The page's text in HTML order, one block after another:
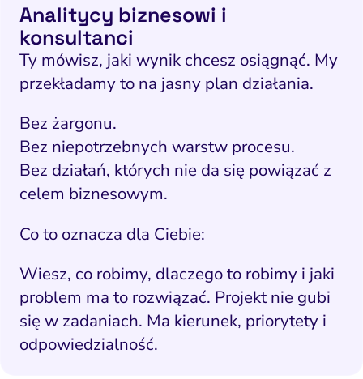
Analitycy biznesowi i
konsultanci
Ty mówisz, jaki wynik chcesz osiągnąć. My
przekładamy to na jasny plan działania.
Bez żargonu.
Bez niepotrzebnych warstw procesu.
Bez działań, których nie da się powiązać z
celem biznesowym.
Co to oznacza dla Ciebie:
Wiesz, co robimy, dlaczego to robimy i jaki
problem ma to rozwiązać. Projekt nie gubi
się w zadaniach. Ma kierunek, priorytety i
odpowiedzialność.